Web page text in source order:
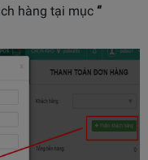
hàng tại mục “